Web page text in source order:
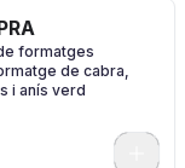
formatges
de cabra,
i anís verd